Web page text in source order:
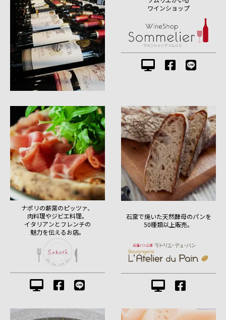
ワインショップ
ナポリの薪窯のピッツァ、
肉料理やジビエ料理。
イタリアンとフレンチの
魅力を伝えるお店。
石窯で焼いた天然酵母のパンを
50種類以上販売。